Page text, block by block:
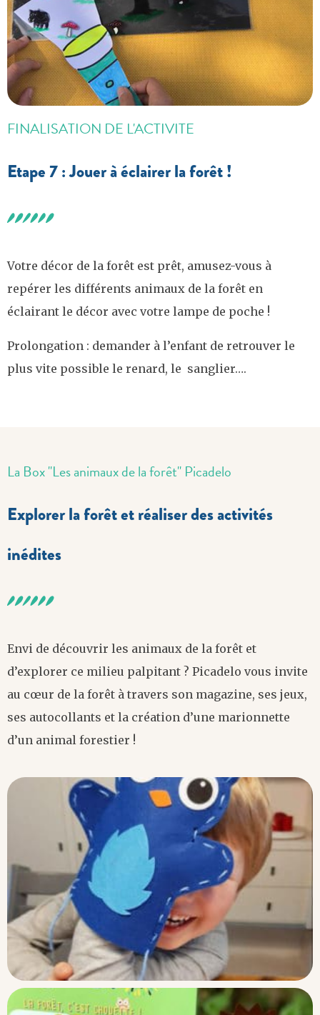
FINALISATION DE L'ACTIVITE
Etape 7 : Jouer à éclairer la forêt !
Votre décor de la forêt est prêt, amusez-vous à
repérer les différents animaux de la forêt en
éclairant le décor avec votre lampe de poche !
Prolongation : demander à l’enfant de retrouver le
plus vite possible le renard, le sanglier….
La Box "Les animaux de la forêt" Picadelo
Explorer la forêt et réaliser des activités
inédites
Envi de découvrir les animaux de la forêt et
d’explorer ce milieu palpitant ? Picadelo vous invite
au cœur de la forêt à travers son magazine, ses jeux,
ses autocollants et la création d’une marionnette
d’un animal forestier !